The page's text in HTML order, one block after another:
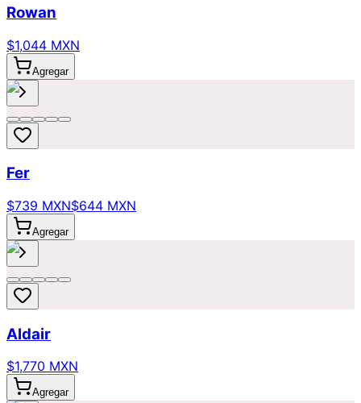
Rowan
$1,044 MXN
Agregar
Fer
$739 MXN$644 MXN
Agregar
Aldair
$1,770 MXN
Agregar